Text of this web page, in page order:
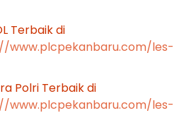
Terbaik di
www.plcpekanbaru.com/les-
Polri Terbaik di
www.plcpekanbaru.com/les-